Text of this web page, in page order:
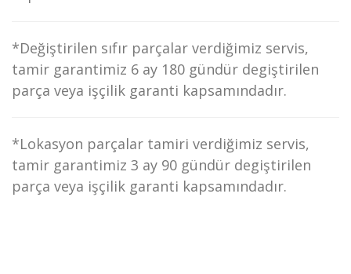
*Değiştirilen sıfır parçalar verdiğimiz servis,
tamir garantimiz 6 ay 180 gündür degiştirilen
parça veya işçilik garanti kapsamındadır.
*Lokasyon parçalar tamiri verdiğimiz servis,
tamir garantimiz 3 ay 90 gündür degiştirilen
parça veya işçilik garanti kapsamındadır.